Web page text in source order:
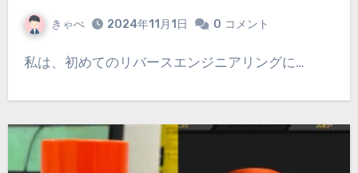
きゃべ 2024年11月1日 0 コメント
私は、初めてのリバースエンジニアリングに…